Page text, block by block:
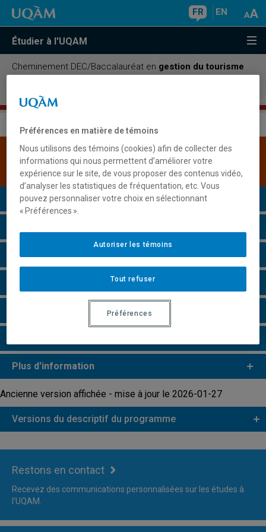
FR EN
Étudier à l'UQAM
Cheminement DEC/Baccalauréat en gestion du tourisme
Une version plus récente de ce programme est
disponible.Cliquez ici pour la consulter.
Présentation du programme
Cours à suivre et horaires
Grille de cheminement
Remarques et règlements
Plus d'information
Ancienne version affichée - mise à jour le 2026-01-27
Versions du descriptif du programme
Restons en contact
Recevez des communications personnalisées sur les études à
l'UQAM.
Préférences en matière de témoins
Nous utilisons des témoins (cookies) afin de collecter des
informations qui nous permettent d’améliorer votre
expérience sur le site, de vous proposer des contenus vidéo,
d’analyser les statistiques de fréquentation, etc. Vous
pouvez personnaliser votre choix en sélectionnant
« Préférences ».
Tout refuser
Autoriser les témoins
Préférences